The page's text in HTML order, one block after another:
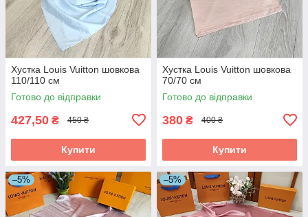
Хустка Louis Vuitton шовкова
110/110 см
Готово до відправки
427,50 ₴ 450 ₴
Купити
Хустка Louis Vuitton шовкова
70/70 см
Готово до відправки
380 ₴ 400 ₴
Купити
–5% –5%